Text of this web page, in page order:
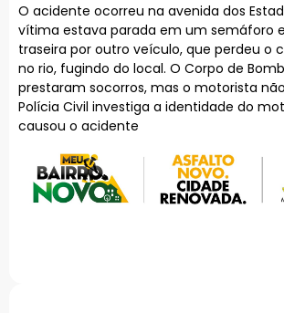
O acidente ocorreu na avenida dos
vítima estava parada em um semáforo
traseira por outro veículo, que perdeu o
no rio, fugindo do local. O Corpo de
prestaram socorros, mas o motorista
Polícia Civil investiga a identidade do
causou o acidente